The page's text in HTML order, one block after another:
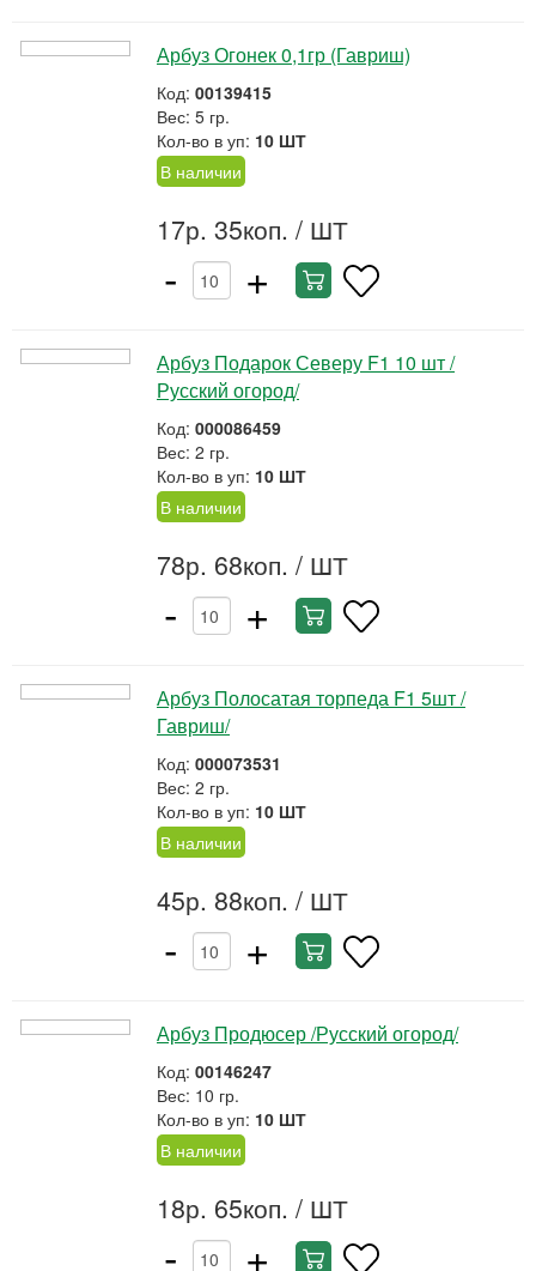
Арбуз Огонек 0,1гр (Гавриш)
Код: 00139415
Вес: 5 гр.
Кол-во в уп: 10 ШТ
В наличии
17р. 35коп. / ШТ
- +
Арбуз Подарок Северу F1 10 шт /
Русский огород/
Код: 000086459
Вес: 2 гр.
Кол-во в уп: 10 ШТ
В наличии
78р. 68коп. / ШТ
- +
Арбуз Полосатая торпеда F1 5шт /
Гавриш/
Код: 000073531
Вес: 2 гр.
Кол-во в уп: 10 ШТ
В наличии
45р. 88коп. / ШТ
- +
Арбуз Продюсер /Русский огород/
Код: 00146247
Вес: 10 гр.
Кол-во в уп: 10 ШТ
В наличии
18р. 65коп. / ШТ
- +